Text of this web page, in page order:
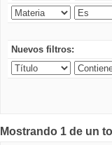
Nuevos filtros:
Mostrando 1 de un